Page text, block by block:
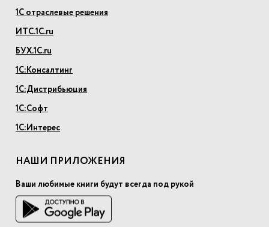
1С отраслевые решения
ИТС.1С.ru
БУХ.1С.ru
1С:Консалтинг
1С:Дистрибьюция
1С:Софт
1С:Интерес
НАШИ ПРИЛОЖЕНИЯ
Ваши любимые книги будут всегда под рукой